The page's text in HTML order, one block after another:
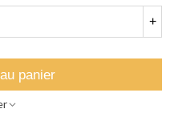
+
panier